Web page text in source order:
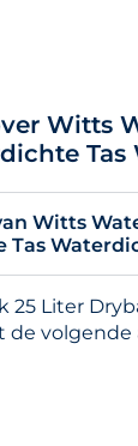
Witts
Witts
Liter
de